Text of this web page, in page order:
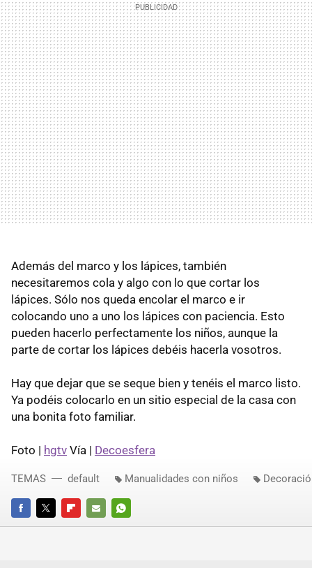
Además del marco y los lápices, también
necesitaremos cola y algo con lo que cortar los
lápices. Sólo nos queda encolar el marco e ir
colocando uno a uno los lápices con paciencia. Esto
pueden hacerlo perfectamente los niños, aunque la
parte de cortar los lápices debéis hacerla vosotros.
Hay que dejar que se seque bien y tenéis el marco listo.
Ya podéis colocarlo en un sitio especial de la casa con
una bonita foto familiar.
Foto | hgtv Vía | Decoesfera
FACEBOOKTWITTERFLIPBOARD
E-
WHATSAPP
TEMAS default Manualidades con niños